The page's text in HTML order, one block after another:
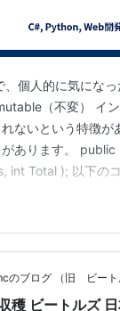
個人的に気になっ
（不変） イ
ないという特徴が
があります。
int Total ); 以下の
変えたいような場
られないので、状
スを作ることに
のブログ （旧 ビート
穫 ビートルズ